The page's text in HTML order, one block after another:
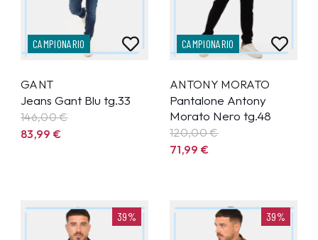
CAMPIONARIO
GANT
Jeans Gant Blu tg.33
146,00 €
83,99€
CAMPIONARIO
ANTONY MORATO
Pantalone Antony
Morato Nero tg.48
120,00 €
71,99€
39% 39%